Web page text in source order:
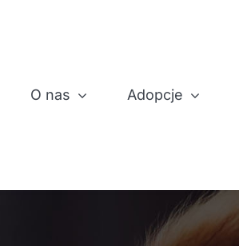
O nas Adopcje